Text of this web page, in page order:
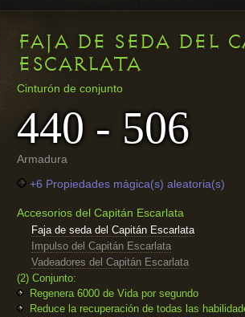
FAJA DE SEDA DEL
ESCARLATA
Cinturón de conjunto
440 - 506
Armadura
+6 Propiedades mágica(s) aleatoria(s)
Accesorios del Capitán Escarlata
Faja de seda del Capitán Escarlata
Impulso del Capitán Escarlata
Vadeadores del Capitán Escarlata
(2) Conjunto:
Regenera 6000 de Vida por segundo
Reduce la recuperación de todas las